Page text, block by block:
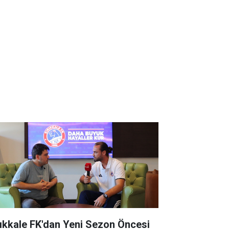
FK'dan Yeni Sezon Öncesi